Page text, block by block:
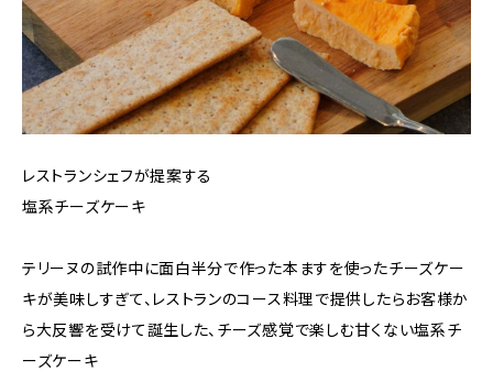
レストランシェフが提案する
塩系チーズケーキ
テリーヌの試作中に面白半分で作った本ますを使ったチーズケー
キが美味しすぎて、レストランのコース料理で提供したらお客様か
ら大反響を受けて誕生した、チーズ感覚で楽しむ甘くない塩系チ
ーズケーキ